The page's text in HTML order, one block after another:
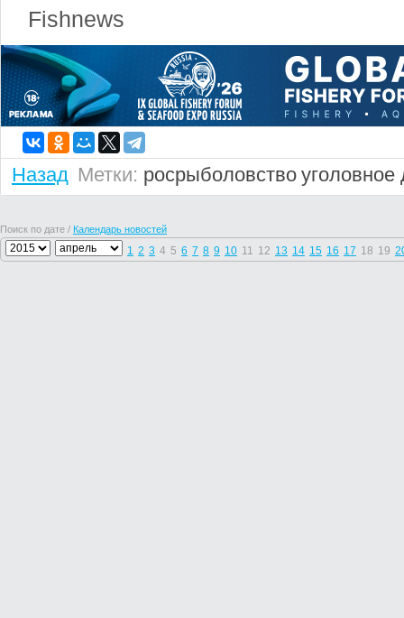
Fishnews
Назад Метки: росрыболовство уголовное
Поиск по дате / Календарь новостей
1 2 3 4 5 6 7 8 9 10 11 12 13 14 15 16 17 18 19